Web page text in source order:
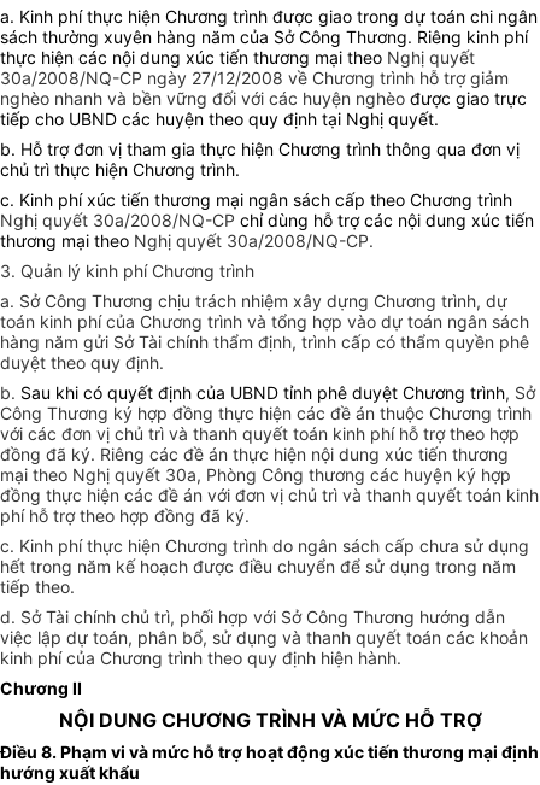
a. Kinh phí thực hiện Chương trình được giao trong dự toán chi ngân
sách thường xuyên hàng năm của Sở Công Thương. Riêng kinh phí
thực hiện các nội dung xúc tiến thương mại theo Nghị quyết
30a/2008/NQ-CP ngày 27/12/2008 về Chương trình hỗ trợ giảm
nghèo nhanh và bền vững đối với các huyện nghèo được giao trực
tiếp cho UBND các huyện theo quy định tại Nghị quyết.
b. Hỗ trợ đơn vị tham gia thực hiện Chương trình thông qua đơn vị
chủ trì thực hiện Chương trình.
c. Kinh phí xúc tiến thương mại ngân sách cấp theo Chương trình
Nghị quyết 30a/2008/NQ-CP chỉ dùng hỗ trợ các nội dung xúc tiến
thương mại theo Nghị quyết 30a/2008/NQ-CP.
3. Quản lý kinh phí Chương trình
a. Sở Công Thương chịu trách nhiệm xây dựng Chương trình, dự
toán kinh phí của Chương trình và tổng hợp vào dự toán ngân sách
hàng năm gửi Sở Tài chính thẩm định, trình cấp có thẩm quyền phê
duyệt theo quy định.
b. Sau khi có quyết định của UBND tỉnh phê duyệt Chương trình, Sở
Công Thương ký hợp đồng thực hiện các đề án thuộc Chương trình
với các đơn vị chủ trì và thanh quyết toán kinh phí hỗ trợ theo hợp
đồng đã ký. Riêng các đề án thực hiện nội dung xúc tiến thương
mại theo Nghị quyết 30a, Phòng Công thương các huyện ký hợp
đồng thực hiện các đề án với đơn vị chủ trì và thanh quyết toán kinh
phí hỗ trợ theo hợp đồng đã ký.
c. Kinh phí thực hiện Chương trình do ngân sách cấp chưa sử dụng
hết trong năm kế hoạch được điều chuyển để sử dụng trong năm
tiếp theo.
d. Sở Tài chính chủ trì, phối hợp với Sở Công Thương hướng dẫn
việc lập dự toán, phân bổ, sử dụng và thanh quyết toán các khoản
kinh phí của Chương trình theo quy định hiện hành.
Chương II
NỘI DUNG CHƯƠNG TRÌNH VÀ MỨC HỖ TRỢ
Điều 8. Phạm vi và mức hỗ trợ hoạt động xúc tiến thương mại định
hướng xuất khẩu